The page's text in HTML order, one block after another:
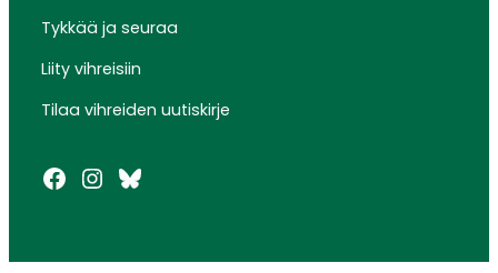
Tykkää ja seuraa
Liity vihreisiin
Tilaa vihreiden uutiskirje
Facebook
Instagram
Bluesky